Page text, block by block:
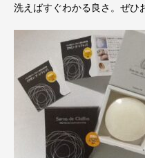
洗えばすぐわかる良さ。ぜひ